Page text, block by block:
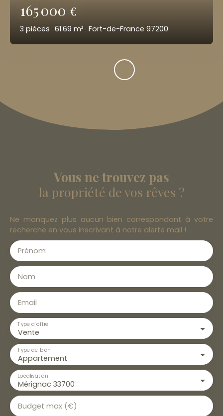
165 000 €
3 pièces 61.69 m² Fort-de-France 97200
Vous ne trouvez pas
la propriété de vos rêves ?
Ne manquez plus aucun bien correspondant à votre
recherche en vous inscrivant à notre alerte mail !
Prénom
Nom
Email
Vente
Type d'offre
Appartement
Type de bien
Mérignac 33700
Localisation
Budget max (€)